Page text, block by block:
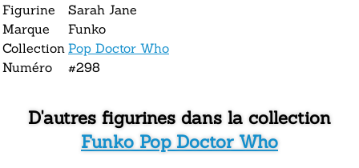
Figurine
Sarah Jane
Marque
Funko
Collection Pop Doctor Who
Numéro
#298
D'autres figurines dans la collection
Funko Pop Doctor Who